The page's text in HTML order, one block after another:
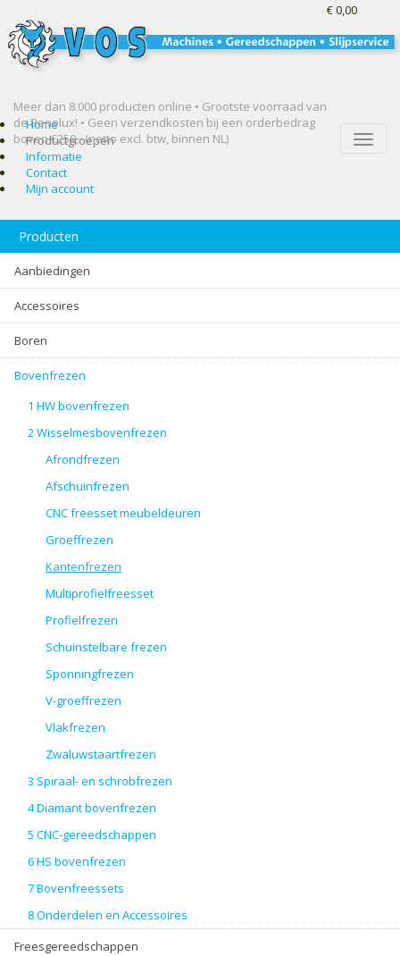
Meer dan 8.000 producten online • Grootste voorraad van
de Benelux! • Geen verzendkosten bij een orderbedrag
boven €250,- (netto excl. btw, binnen NL)
€ 0,00
Toggle
Home
Productgroepen
Informatie
Contact
Mijn account
Producten
Aanbiedingen
Accessoires
Boren
Bovenfrezen
1 HW bovenfrezen
2 Wisselmesbovenfrezen
Afrondfrezen
Afschuinfrezen
CNC freesset meubeldeuren
Groeffrezen
Kantenfrezen
Multiprofielfreesset
Profielfrezen
Schuinstelbare frezen
Sponningfrezen
V-groeffrezen
Vlakfrezen
Zwaluwstaartfrezen
3 Spiraal- en schrobfrezen
4 Diamant bovenfrezen
5 CNC-gereedschappen
6 HS bovenfrezen
7 Bovenfreessets
8 Onderdelen en Accessoires
Freesgereedschappen